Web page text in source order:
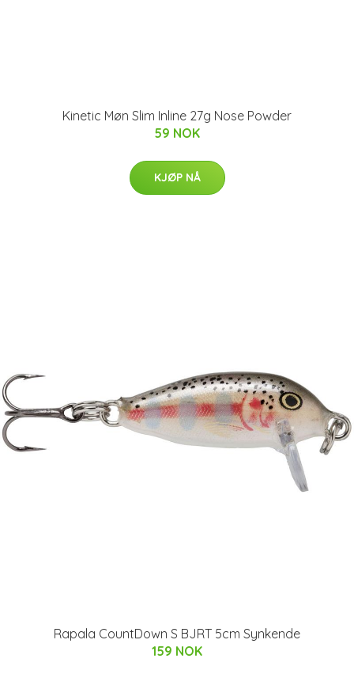
Kinetic Møn Slim Inline 27g Nose Powder
59 NOK
KJØP NÅ
Rapala CountDown S BJRT 5cm Synkende
159 NOK